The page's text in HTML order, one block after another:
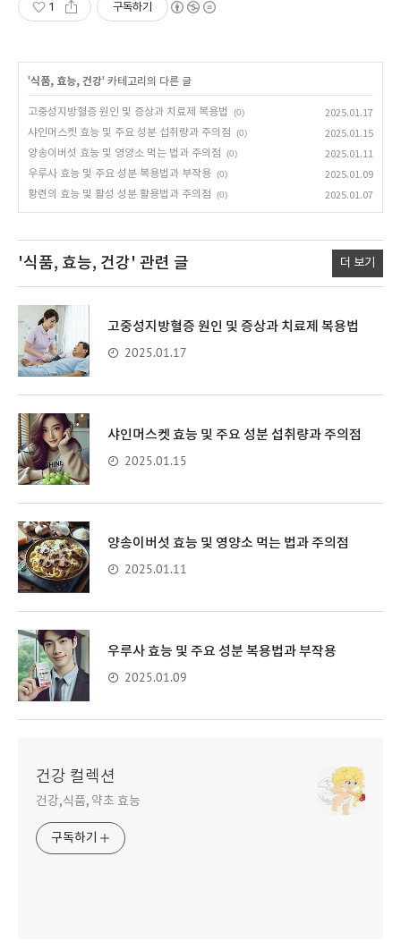
1 구독하기
'식품, 효능, 건강' 카테고리의 다른 글
고중성지방혈증 원인 및 증상과 치료제 복용법 (0)
2025.01.17
샤인머스켓 효능 및 주요 성분 섭취량과 주의점
(0)
2025.01.15
양송이버섯 효능 및 영양소 먹는 법과 주의점
(0)
2025.01.11
우루사 효능 및 주요 성분 복용법과 부작용 (0)
2025.01.09
황련의 효능 및 활성 성분 활용법과 주의점
(0) 2025.01.07
'식품, 효능, 건강' 관련 글 더 보기
고중성지방혈증 원인 및 증상과 치료제 복용법
2025.01.17
샤인머스켓 효능 및 주요 성분 섭취량과 주의점
2025.01.15
양송이버섯 효능 및 영양소 먹는 법과 주의점
2025.01.11
우루사 효능 및 주요 성분 복용법과 부작용
2025.01.09
건강 컬렉션
건강,식품, 약초 효능
구독하기